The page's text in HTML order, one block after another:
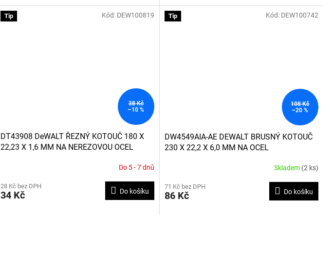
Tip
38 Kč
–10 %
DT43908 DeWALT ŘEZNÝ KOTOUČ 180 X
22,23 X 1,6 MM NA NEREZOVOU OCEL
Do 5 - 7 dnů
28 Kč bez DPH
34 Kč Do košíku
Kód: DEW100819 Tip
108 Kč
–20 %
DW4549AIA-AE DEWALT BRUSNÝ KOTOUČ
230 X 22,2 X 6,0 MM NA OCEL
Skladem (2 ks)
71 Kč bez DPH
86 Kč Do košíku
Kód: DEW100742